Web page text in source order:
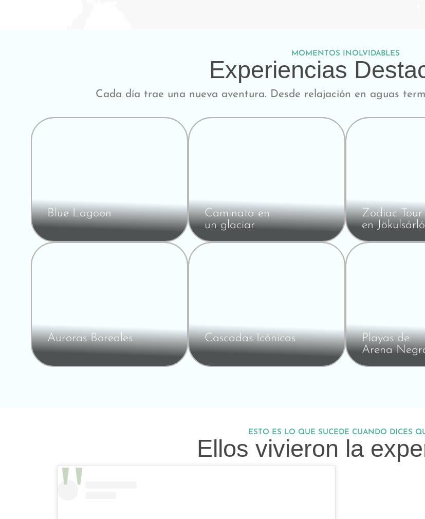
MOMENTOS INOLVIDABLES
Experiencias
Cada día trae una nueva aventura. Desde relajación en aguas
Blue Lagoon
Caminata en
un glaciar
Zodiac Tour
en
Auroras Boreales Cascadas Icónicas
Playas de
Arena
ESTO ES LO QUE SUCEDE CUANDO DICES
Ellos vivieron la